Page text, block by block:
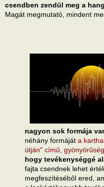
csendben zendül meg a
Magát megmutató, mindent
nagyon sok formája
néhány formáját a
útján" című,
hogy tevékenységgé
fajta csendnek lehet
megfeszítéséből ered,